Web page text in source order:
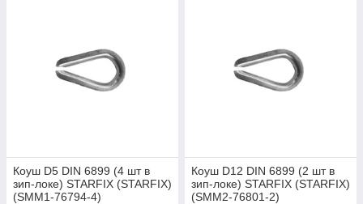
Коуш D5 DIN 6899 (4 шт в
зип-локе) STARFIX (STARFIX)
(SMM1-76794-4)
Коуш D12 DIN 6899 (2 шт в
зип-локе) STARFIX (STARFIX)
(SMM2-76801-2)